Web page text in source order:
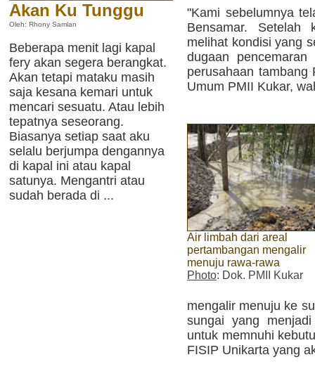
Akan Ku Tunggu
Oleh: Rhony Samlan
Beberapa menit lagi kapal
fery akan segera berangkat.
Akan tetapi mataku masih
saja kesana kemari untuk
mencari sesuatu. Atau lebih
tepatnya seseorang.
Biasanya setiap saat aku
selalu berjumpa dengannya
di kapal ini atau kapal
satunya. Mengantri atau
sudah berada di ...
"Kami sebelumnya
Bensamar.
melihat kondisi yang
dugaan
perusahaan tambang
Umum PMII Kukar,
Air limbah dari areal
pertambangan mengalir
menuju rawa-rawa
Photo: Dok. PMII Kukar
mengalir menuju ke
sungai yang
untuk memnuhi
FISIP Unikarta yang